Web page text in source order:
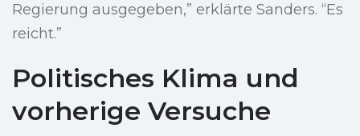
Regierung ausgegeben,” erklärte Sanders. “Es
reicht.”
Politisches Klima und
vorherige Versuche